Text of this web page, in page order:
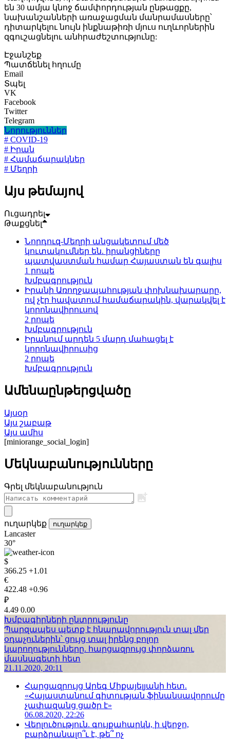
են 30 ամյա կնոջ ճամփորդության ընթացքը,
նախանշանների առաջացման մանրամասները՝
դիտարկելու նույն ինքնաթիռի մյուս ուղևորներին
զգուշացնելու անհրաժեշտությունը:
Էջանշեք
Պատճենել հղումը
Email
Տպել
VK
Facebook
Twitter
Telegram
Նորություններ
# COVID-19
# Իրան
# Համաճարակներ
# Մեղրի
Այս թեմայով
Ուցադրել
Թաքցնել
Նորդուզ-Մեղրի անցակետում մեծ
կուտակումներ են. իրանցիները
պատվաստման համար Հայաստան են գալիս
1 րոպե
Խմբագրություն
Իրանի Առողջապահության փոխնախարարը,
ով չէր հավատում համաճարակին, վարակվել է
կորոնավիրուսով
2 րոպե
Խմբագրություն
Իրանում արդեն 5 մարդ մահացել է
կորոնավիրուսից
2 րոպե
Խմբագրություն
Ամենաընթերցվածը
Այսօր
Այս շաբաթ
Այս ամիս
[miniorange_social_login]
Մեկնաբանությունները
Գրել մեկնաբանություն
ուղարկեք ուղարկեք
Lancaster
30°
$
366.25 +1.01
€
422.48 +0.96
₽
4.49 0.00
Խմբագիրների ընտրությունը
Պարզապես պետք է հնարավորություն տալ մեր
օդաչուներին՝ ցույց տալ իրենց բոլոր
կարողությունները. հարցազրույց փորձառու
մասնագետի հետ
21.11.2020, 20:11
Հարցազրույց Արեգ Միքայելյանի հետ.
«Հայաստանում գիտության ֆինանսավորումը
չափազանց ցածր է»
06.08.2020, 22:26
Վերլուծություն. գույքահարկն, ի վերջո,
բարձրանալո՞ւ է, թե՞ ոչ